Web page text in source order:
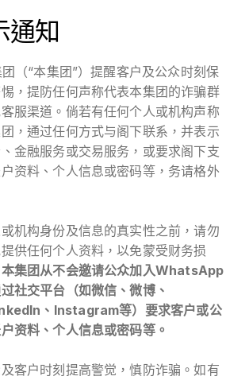
通知
（“本集团”）提醒客户及公众时刻保
，提防任何声称代表本集团的诈骗群
服渠道。倘若有任何个人或机构声称
，通过任何方式与阁下联系，并表示
金融服务或交易服务，或要求阁下支
资料、个人信息或密码等，务请格外
机构身份及信息的真实性之前，请勿
供任何个人资料，以免蒙受财务损
本集团从不会邀请公众加入WhatsApp
社交平台（如微信、微博、
、Instagram等）要求客户或公
资料、个人信息或密码等。
客户时刻提高警觉，慎防诈骗。如有